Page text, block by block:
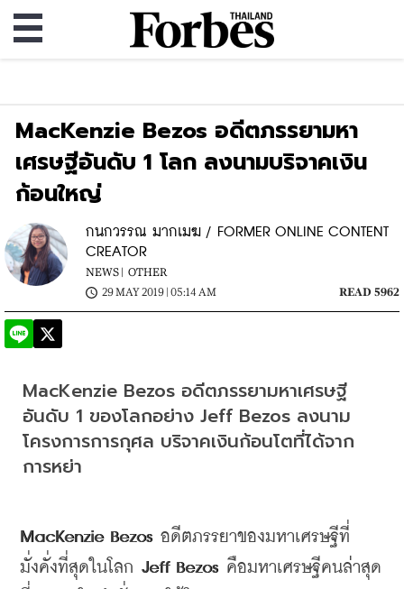
MacKenzie Bezos อดีตภรรยามหา
เศรษฐีอันดับ 1 โลก ลงนามบริจาคเงิน
ก้อนใหญ่
กนกวรรณ มากเมฆ / FORMER ONLINE CONTENT
CREATOR
NEWS |
OTHER
29 MAY 2019 | 05:14 AM
READ 5962
MacKenzie Bezos อดีตภรรยามหาเศรษฐี
อันดับ 1 ของโลกอย่าง Jeff Bezos ลงนาม
โครงการการกุศล บริจาคเงินก้อนโตที่ได้จาก
การหย่า
MacKenzie Bezos อดีตภรรยาของมหาเศรษฐีที่
มั่งคั่งที่สุดในโลก Jeff Bezos คือมหาเศรษฐีคนล่าสุด